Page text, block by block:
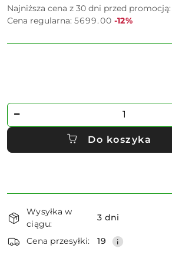
Najniższa cena z 30 dni przed promocją:
Cena regularna: 5699.00 Rabat:
-12%
Ilość
Do koszyka
Dostępność
i
dostawa
Wysyłka w
ciągu:
3 dni
Cena przesyłki: 19